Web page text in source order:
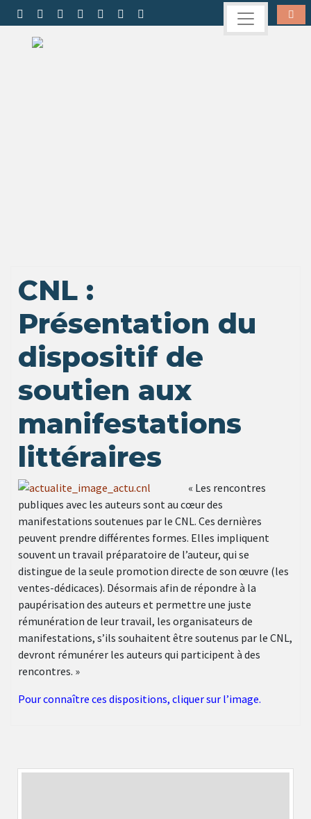
CNL :
Présentation du
dispositif de
soutien aux
manifestations
littéraires
« Les rencontres
publiques avec les auteurs sont au cœur des
manifestations soutenues par le CNL. Ces dernières
peuvent prendre différentes formes. Elles impliquent
souvent un travail préparatoire de l’auteur, qui se
distingue de la seule promotion directe de son œuvre (les
ventes-dédicaces). Désormais afin de répondre à la
paupérisation des auteurs et permettre une juste
rémunération de leur travail, les organisateurs de
manifestations, s’ils souhaitent être soutenus par le CNL,
devront rémunérer les auteurs qui participent à des
rencontres. »
Pour connaître ces dispositions, cliquer sur l’image.